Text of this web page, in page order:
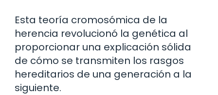
Esta teoría cromosómica de la
herencia revolucionó la genética al
proporcionar una explicación sólida
de cómo se transmiten los rasgos
hereditarios de una generación a la
siguiente.